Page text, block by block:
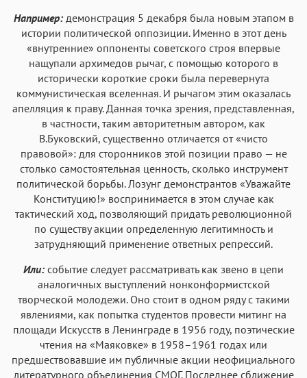
Например:демонстрация 5 декабря была новым этапом в
истории политической оппозиции. Именно в этот день
«внутренние» оппоненты советского строя впервые
нащупали архимедов рычаг, с помощью которого в
исторически короткие сроки была перевернута
коммунистическая вселенная. И рычагом этим оказалась
апелляция к праву. Данная точка зрения, представленная,
в частности, таким авторитетным автором, как
В.Буковский, существенно отличается от «чисто
правовой»: для сторонников этой позиции право — не
столько самостоятельная ценность, сколько инструмент
политической борьбы. Лозунг демонстрантов «Уважайте
Конституцию!» воспринимается в этом случае как
тактический ход, позволяющий придать революционной
по существу акции определенную легитимность и
затрудняющий применение ответных репрессий.
Или: событие следует рассматривать как звено в цепи
аналогичных выступлений нонконформистской
творческой молодежи. Оно стоит в одном ряду с такими
явлениями, как попытка студентов провести митинг на
площади Искусств в Ленинграде в 1956 году, поэтические
чтения на «Маяковке» в 1958–1961 годах или
предшествовавшие им публичные акции неофициального
литературного объединения СМОГ. Последнее сближение